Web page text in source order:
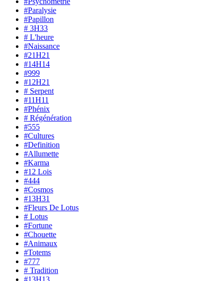
#Paralysie
#Papillon
# 3H33
# L'heure
#Naissance
#21H21
#14H14
#999
#12H21
# Serpent
#11H11
#Phénix
# Régénération
#555
#Cultures
#Definition
#Allumette
#Karma
#12 Lois
#444
#Cosmos
#13H31
#Fleurs De Lotus
# Lotus
#Fortune
#Chouette
#Animaux
#Totems
#777
# Tradition
#13H13